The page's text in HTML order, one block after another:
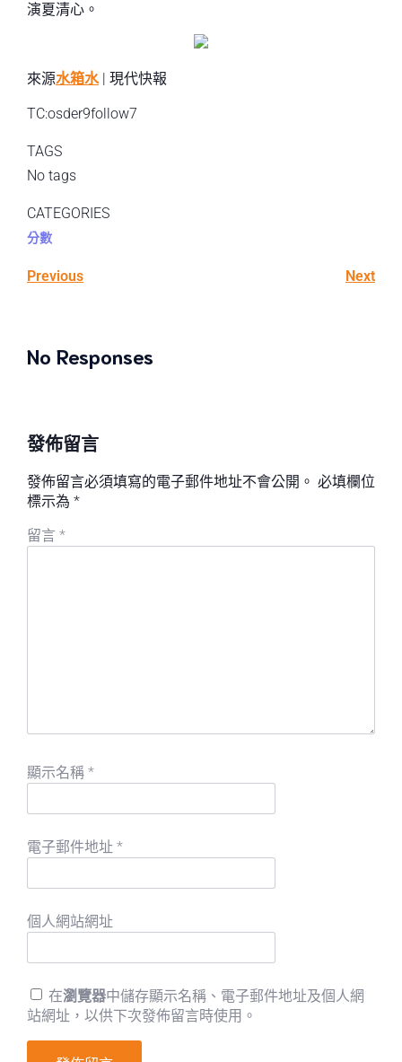
演夏清心。
來源水箱水| 現代快報
TC:osder9follow7
TAGS
No tags
CATEGORIES
分數
Previous Next
No Responses
發佈留言
發佈留言必須填寫的電子郵件地址不會公開。 必填欄位
標示為 *
留言 *
顯示名稱 *
電子郵件地址 *
個人網站網址
在瀏覽器中儲存顯示名稱、電子郵件地址及個人網
站網址，以供下次發佈留言時使用。